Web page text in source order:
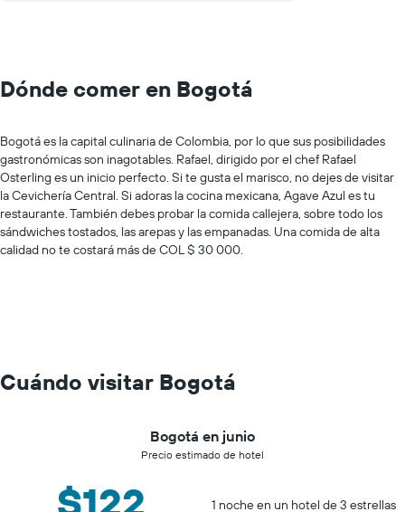
Dónde comer en Bogotá
Bogotá es la capital culinaria de Colombia, por lo que sus posibilidades
gastronómicas son inagotables. Rafael, dirigido por el chef Rafael
Osterling es un inicio perfecto. Si te gusta el marisco, no dejes de visitar
la Cevichería Central. Si adoras la cocina mexicana, Agave Azul es tu
restaurante. También debes probar la comida callejera, sobre todo los
sándwiches tostados, las arepas y las empanadas. Una comida de alta
calidad no te costará más de COL $ 30 000.
Cuándo visitar Bogotá
Bogotá en junio
Precio estimado de hotel
1 noche en un hotel de 3 estrellas